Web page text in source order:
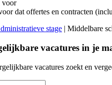
voor
dat offertes en contracten
stage | Middelbare
vacatures in je
vacatures zoekt en